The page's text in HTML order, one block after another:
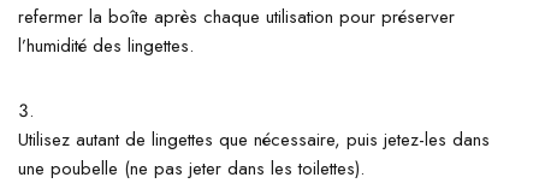
refermer la boîte après chaque utilisation pour préserver
l’humidité des lingettes.
Utilisez autant de lingettes que nécessaire, puis jetez-les dans
une poubelle (ne pas jeter dans les toilettes).